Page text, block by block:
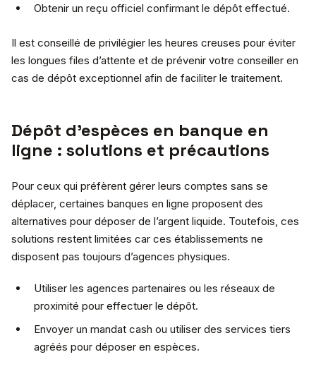
Obtenir un reçu officiel confirmant le dépôt effectué.
Il est conseillé de privilégier les heures creuses pour éviter
les longues files d’attente et de prévenir votre conseiller en
cas de dépôt exceptionnel afin de faciliter le traitement.
Dépôt d’espèces en banque en
ligne : solutions et précautions
Pour ceux qui préfèrent gérer leurs comptes sans se
déplacer, certaines banques en ligne proposent des
alternatives pour déposer de l’argent liquide. Toutefois, ces
solutions restent limitées car ces établissements ne
disposent pas toujours d’agences physiques.
Utiliser les agences partenaires ou les réseaux de
proximité pour effectuer le dépôt.
Envoyer un mandat cash ou utiliser des services tiers
agréés pour déposer en espèces.